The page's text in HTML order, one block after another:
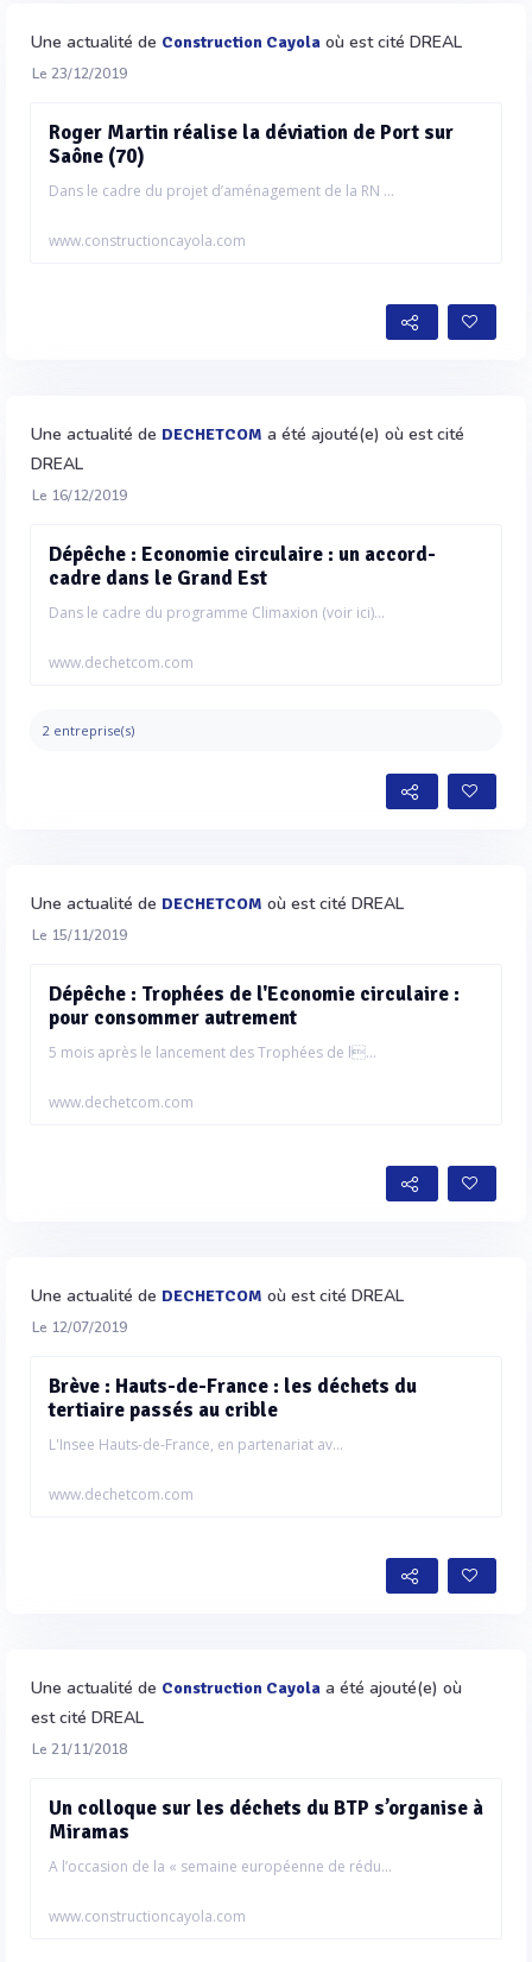
Une actualité de Construction Cayola où est cité DREAL
Le 23/12/2019
Roger Martin réalise la déviation de Port sur
Saône (70)
Dans le cadre du projet d’aménagement de la RN ...
www.constructioncayola.com
Une actualité de DECHETCOM a été ajouté(e) où est cité
DREAL
Le 16/12/2019
Dépêche : Economie circulaire : un accord-
cadre dans le Grand Est
Dans le cadre du programme Climaxion (voir ici)...
www.dechetcom.com
2 entreprise(s)
Une actualité de DECHETCOM où est cité DREAL
Le 15/11/2019
Dépêche : Trophées de l'Economie circulaire :
pour consommer autrement
5 mois après le lancement des Trophées de l...
www.dechetcom.com
Une actualité de DECHETCOM où est cité DREAL
Le 12/07/2019
Brève : Hauts-de-France : les déchets du
tertiaire passés au crible
L'Insee Hauts-de-France, en partenariat av...
www.dechetcom.com
Une actualité de Construction Cayola a été ajouté(e) où
est cité DREAL
Le 21/11/2018
Un colloque sur les déchets du BTP s’organise à
Miramas
A l’occasion de la « semaine européenne de rédu...
www.constructioncayola.com